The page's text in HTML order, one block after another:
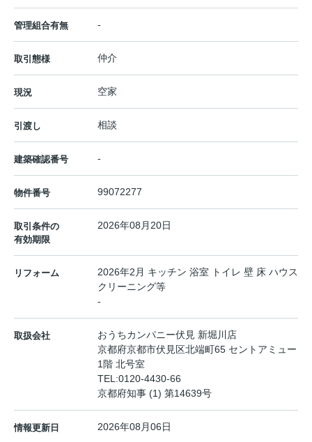
管理組合有無 -
取引態様 仲介
現況 空家
引渡し 相談
建築確認番号 -
物件番号 99072277
取引条件の
有効期限
2026年08月20日
リフォーム
2026年2月 キッチン 浴室 トイレ 壁 床 ハウス
クリーニング等
-
取扱会社
おうちカンパニー伏見 新堀川店
京都府京都市伏見区北端町65 セントアミュー
1階 北号室
TEL:0120-4430-66
京都府知事 (1) 第14639号
情報更新日 2026年08月06日